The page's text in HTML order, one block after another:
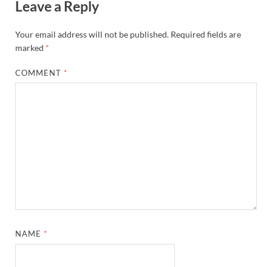
Leave a Reply
Your email address will not be published. Required fields are
marked *
COMMENT *
NAME *